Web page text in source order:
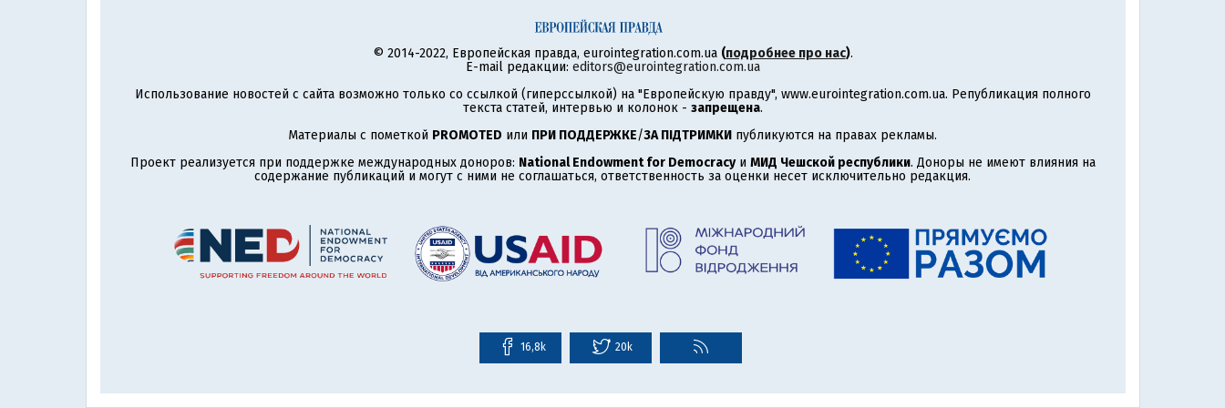
© 2014-2022, Европейская правда, eurointegration.com.ua (подробнее про нас).
E-mail редакции: editors@eurointegration.com.ua
Использование новостей с сайта возможно только со ссылкой (гиперссылкой) на "Европейскую правду", www.eurointegration.com.ua. Републикация полного
текста статей, интервью и колонок - запрещена.
Материалы с пометкой PROMOTED или ПРИ ПОДДЕРЖКЕ/ЗА ПІДТРИМКИ публикуются на правах рекламы.
Проект реализуется при поддержке международных доноров: National Endowment for Democracyи МИД Чешской республики. Доноры не имеют влияния на
содержание публикаций и могут с ними не соглашаться, ответственность за оценки несет исключительно редакция.
16,8k 20k